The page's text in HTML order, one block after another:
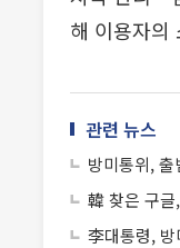
해 이용자의
관련 뉴스
방미통위,
韓 찾은 구
李대통령,